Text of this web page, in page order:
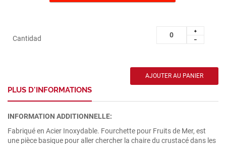
Cantidad
PLUS D'INFORMATIONS
INFORMATION ADDITIONNELLE:
Fabriqué en Acier Inoxydable. Fourchette pour Fruits de Mer, est
une pièce basique pour aller chercher la chaire du crustacé dans les